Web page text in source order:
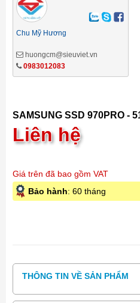
Chu Mỹ Hương
huongcm@sieuviet.vn
0983012083
SAMSUNG SSD 970PRO -
Liên hệ
Giá trên đã bao gồm VAT
Bảo hành: 60 tháng
THÔNG TIN VỀ SẢN PHẨM